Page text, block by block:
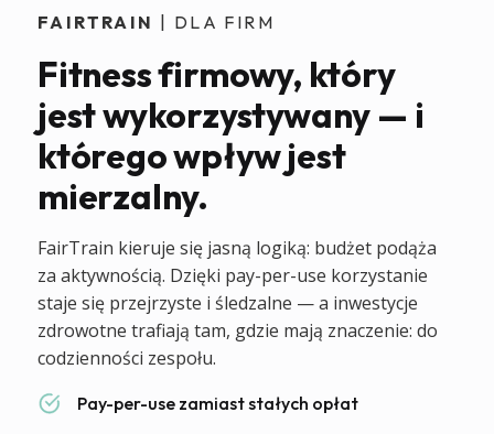
FAIRTRAIN | DLA FIRM
Fitness firmowy, który
jest wykorzystywany — i
którego wpływ jest
mierzalny.
FairTrain kieruje się jasną logiką: budżet podąża
za aktywnością. Dzięki pay-per-use korzystanie
staje się przejrzyste i śledzalne — a inwestycje
zdrowotne trafiają tam, gdzie mają znaczenie: do
codzienności zespołu.
Pay-per-use zamiast stałych opłat